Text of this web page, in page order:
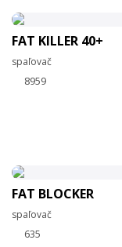
FAT KILLER 40+
spaľovač
FAT BLOCKER
spaľovač